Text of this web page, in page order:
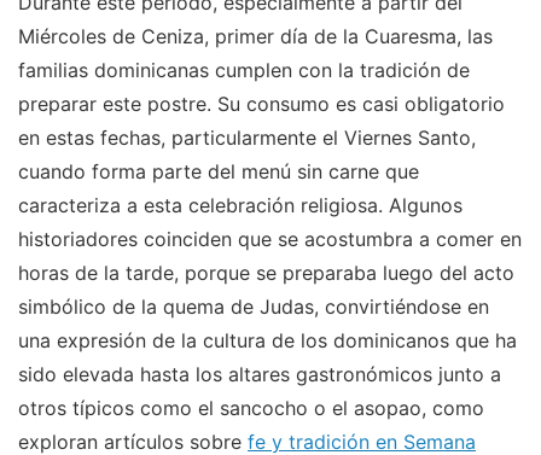
Miércoles de Ceniza, primer día de la Cuaresma, las
familias dominicanas cumplen con la tradición de
preparar este postre. Su consumo es casi obligatorio
en estas fechas, particularmente el Viernes Santo,
cuando forma parte del menú sin carne que
caracteriza a esta celebración religiosa. Algunos
historiadores coinciden que se acostumbra a comer en
horas de la tarde, porque se preparaba luego del acto
simbólico de la quema de Judas, convirtiéndose en
una expresión de la cultura de los dominicanos que ha
sido elevada hasta los altares gastronómicos junto a
otros típicos como el sancocho o el asopao, como
exploran artículos sobre fe y tradición en Semana